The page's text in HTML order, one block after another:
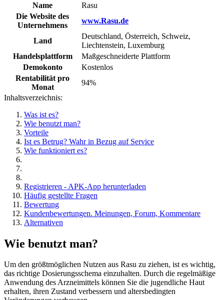
Name
Rasu
Die Website des
Unternehmens
www.Rasu.de
Land
Deutschland, Österreich, Schweiz,
Liechtenstein, Luxemburg
Handelsplattform
Maßgeschneiderte Plattform
Demokonto
Kostenlos
Rentabilität pro
Monat
94%
Inhaltsverzeichnis:
Was ist es?
Wie benutzt man?
Vorteile
Ist es Betrug? Wahr in Bezug auf Service
Wie funktioniert es?
Registrieren - APK-App herunterladen
Häufig gestellte Fragen
Bewertung
Kundenbewertungen. Meinungen, Forum, Kommentare
Alternativen
Wie benutzt man?
Um den größtmöglichen Nutzen aus Rasu zu ziehen, ist es wichtig,
das richtige Dosierungsschema einzuhalten. Durch die regelmäßige
Anwendung des Arzneimittels können Sie die jugendliche Haut
erhalten, ihren Zustand verbessern und altersbedingten